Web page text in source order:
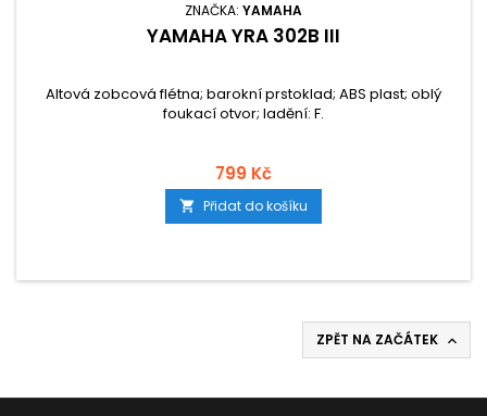
ZNAČKA: YAMAHA
YAMAHA YRA 302B III
Altová zobcová flétna; barokní prstoklad; ABS plast; oblý
foukací otvor; ladění: F.
799 Kč
 Přidat do košíku
ZPĚT NA ZAČÁTEK 